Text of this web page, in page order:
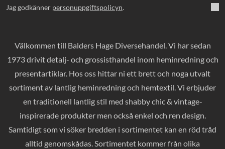
Jag godkänner personuppgiftspolicyn.
Välkommen till Balders Hage Diversehandel. Vi har sedan
1973 drivit detalj- och grossisthandel inom heminredning och
presentartiklar. Hos oss hittar ni ett brett och noga utvalt
sortiment av lantlig heminredning och hemtextil. Vi erbjuder
en traditionell lantlig stil med shabby chic & vintage-
inspirerade produkter men också enkel och ren design.
Samtidigt som vi söker bredden i sortimentet kan en röd tråd
alltid genomskådas. Sortimentet kommer från olika